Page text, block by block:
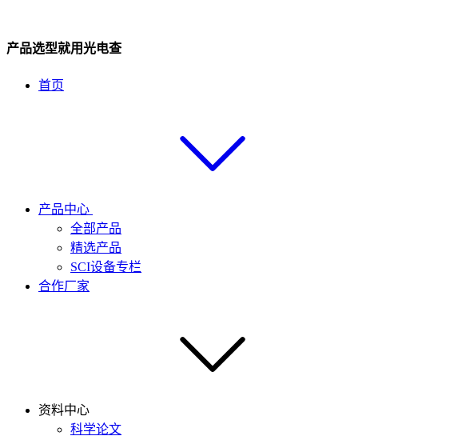
产品选型就用光电查
首页
产品中心
全部产品
精选产品
SCI设备专栏
合作厂家
资料中心
科学论文